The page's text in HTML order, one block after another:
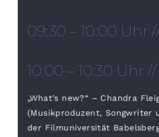
09:30 – 10:00 Uhr
10:00 – 10:30 Uhr
„What’s new?“ – Chandra
(Musikproduzent, Songwriter
der Filmuniversität